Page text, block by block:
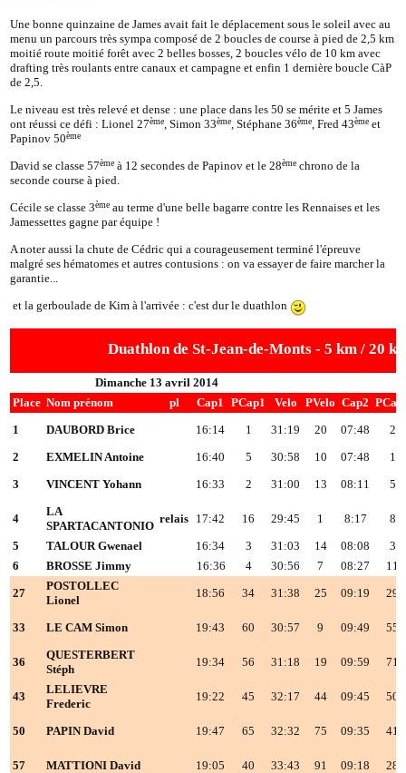
Une bonne quinzaine de James avait fait le déplacement sous le soleil avec au
menu un parcours très sympa composé de 2 boucles de course à pied de 2,5 km
moitié route moitié forêt avec 2 belles bosses, 2 boucles vélo de 10 km avec
drafting très roulants entre canaux et campagne et enfin 1 dernière boucle CàP
de 2,5.
Le niveau est très relevé et dense : une place dans les 50 se mérite et 5 James
ont réussi ce défi : Lionel 27ème, Simon 33ème, Stéphane 36ème, Fred 43ème et
Papinov 50ème
David se classe 57ème à 12 secondes de Papinov et le 28ème chrono de la
seconde course à pied.
Cécile se classe 3ème au terme d'une belle bagarre contre les Rennaises et les
Jamessettes gagne par équipe !
A noter aussi la chute de Cédric qui a courageusement terminé l'épreuve
malgré ses hématomes et autres contusions : on va essayer de faire marcher la
garantie...
et la gerboulade de Kim à l'arrivée : c'est dur le duathlon
Duathlon de St-Jean-de-Monts - 5 km / 20
Dimanche 13 avril 2014
Place Nom prénom pl Cap1 PCap1 Velo PVelo Cap2
1 DAUBORD Brice 16:14 1 31:19 20 07:48 2
2 EXMELIN Antoine 16:40 5 30:58 10 07:48 1
3 VINCENT Yohann 16:33 2 31:00 13 08:11 5
4
LA
SPARTACANTONIO
relais 17:42 16 29:45 1 8:17 8
5 TALOUR Gwenael 16:34 3 31:03 14 08:08
3
6
BROSSE Jimmy 16:36 4 30:56 7 08:27 11
27
POSTOLLEC
Lionel
18:56 34 31:38 25 09:19 29
33 LE CAM Simon 19:43 60 30:57 9 09:49 55
36
QUESTERBERT
Stéph
19:34 56 31:18 19 09:59 71
43
LELIEVRE
Frederic
19:22 45 32:17 44 09:45 50
50 PAPIN David 19:47 65 32:32 75 09:35 41
57 MATTIONI David 19:05 40 33:43 91 09:18 28